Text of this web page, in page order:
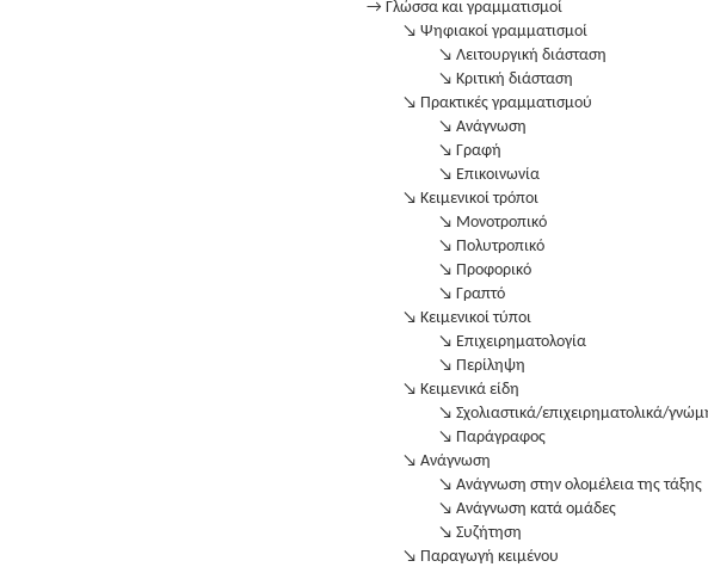
→ Γλώσσα και γραμματισμοί
↘ Ψηφιακοί γραμματισμοί
↘ Λειτουργική διάσταση
↘ Κριτική διάσταση
↘ Πρακτικές γραμματισμού
↘ Ανάγνωση
↘ Γραφή
↘ Επικοινωνία
↘ Κειμενικοί τρόποι
↘ Μονοτροπικό
↘ Πολυτροπικό
↘ Προφορικό
↘ Γραπτό
↘ Κειμενικοί τύποι
↘ Επιχειρηματολογία
↘ Περίληψη
↘ Κειμενικά είδη
↘ Σχολιαστικά/επιχειρηματολικά/
↘ Παράγραφος
↘ Ανάγνωση
↘ Ανάγνωση στην ολομέλεια της τάξης
↘ Ανάγνωση κατά ομάδες
↘ Συζήτηση
↘ Παραγωγή κειμένου